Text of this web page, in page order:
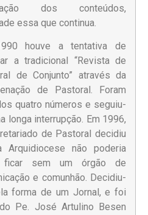
dos conteúdos,
essa que continua.
houve a tentativa de
a tradicional “Revista de
de Conjunto” através da
de Pastoral. Foram
quatro números e seguiu-
longa interrupção. Em 1996,
de Pastoral decidiu
Arquidiocese não poderia
ficar sem um órgão de
e comunhão. Decidiu-
forma de um Jornal, e foi
Pe. José Artulino Besen